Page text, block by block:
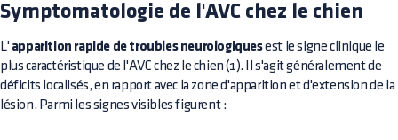
Symptomatologie de l'AVC chez le chien
L' apparition rapide de troubles neurologiquesest le signe clinique le
plus caractéristique de l'AVC chez le chien (1). Il s'agit généralement de
déficits localisés, en rapport avec la zone d'apparition et d'extension de la
lésion. Parmi les signes visibles figurent :